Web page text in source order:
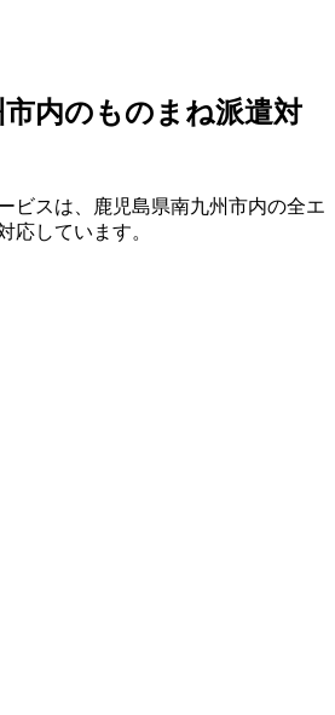
内のものまね派遣対
ビスは、鹿児島県南九州市内の全エ
応しています。